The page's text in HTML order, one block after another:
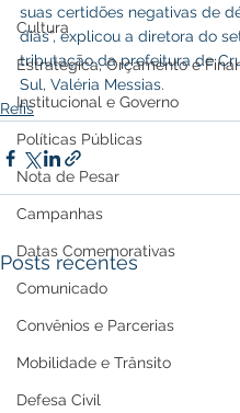
Cultura
Estratégica, Orçamento e
Institucional e Governo
Políticas Públicas
Nota de Pesar
Campanhas
Datas Comemorativas
Comunicado
Convênios e Parcerias
Mobilidade e Trânsito
Defesa Civil
suas certidões negativas de
dias”, explicou a diretora do
tributação da prefeitura de
Sul, Valéria Messias.
Refis
Posts recentes